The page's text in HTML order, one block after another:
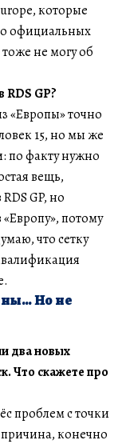
которые
официальных
не могу об
GP?
«Европы» точно
15, но мы же
по факту нужно
вещь,
GP, но
потому
что сетку
Но не
два новых
Что скажете про
проблем с точки
конечно